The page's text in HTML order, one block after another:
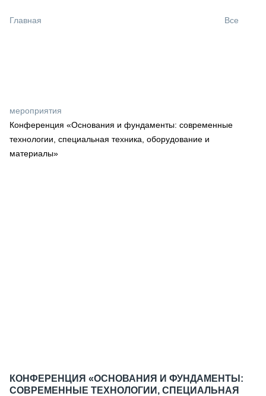
СПЕЦПРОЕКТЫ
МЕРОПРИЯТИЯ
СТАТЬИ ПО КАТЕГОРИЯМ ТЕХНИКИ
Главная Все
мероприятия
Конференция «Основания и фундаменты: современные
технологии, специальная техника, оборудование и
материалы»
КОНФЕРЕНЦИЯ «ОСНОВАНИЯ И ФУНДАМЕНТЫ:
СОВРЕМЕННЫЕ ТЕХНОЛОГИИ, СПЕЦИАЛЬНАЯ